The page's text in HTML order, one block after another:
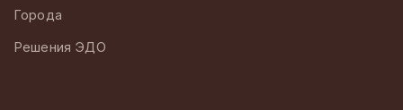
Города
Решения ЭДО